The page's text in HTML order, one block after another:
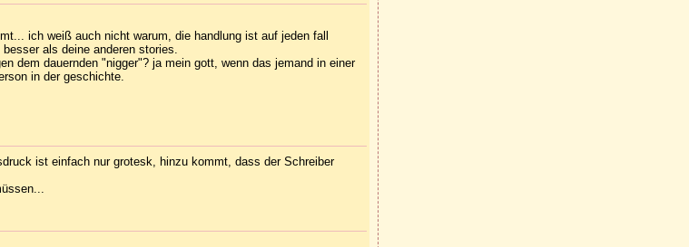
ich weiß auch nicht warum, die handlung ist auf jeden fall
als deine anderen stories.
dem dauernden "nigger"? ja mein gott, wenn das jemand in einer
in der geschichte.
ist einfach nur grotesk, hinzu kommt, dass der Schreiber